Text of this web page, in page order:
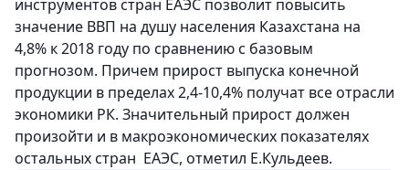
инструментов стран ЕАЭС позволит повысить
значение ВВП на душу населения Казахстана на
4,8% к 2018 году по сравнению с базовым
прогнозом. Причем прирост выпуска конечной
продукции в пределах 2,4-10,4% получат все отрасли
экономики РК. Значительный прирост должен
произойти и в макроэкономических показателях
остальных стран ЕАЭС, отметил Е.Кульдеев.